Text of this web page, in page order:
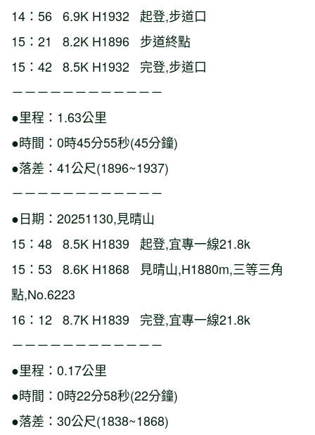
14：56 6.9K H1932 起登,步道口
15：21 8.2K H1896 步道終點
15：42 8.5K H1932 完登,步道口
－－－－－－－－－－－－
●里程：1.63公里
●時間：0時45分55秒(45分鐘)
●落差：41公尺(1896~1937)
－－－－－－－－－－－－
●日期：20251130,見晴山
15：48 8.5K H1839 起登,宜專一線21.8k
15：53 8.6K H1868 見晴山,H1880m,三等三角
點,No.6223
16：12 8.7K H1839 完登,宜專一線21.8k
－－－－－－－－－－－－
●里程：0.17公里
●時間：0時22分58秒(22分鐘)
●落差：30公尺(1838~1868)